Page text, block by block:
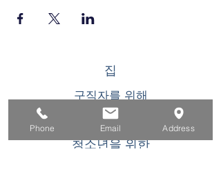
집
구직자를 위해
기업용
청소년을 위한
Phone Email Address